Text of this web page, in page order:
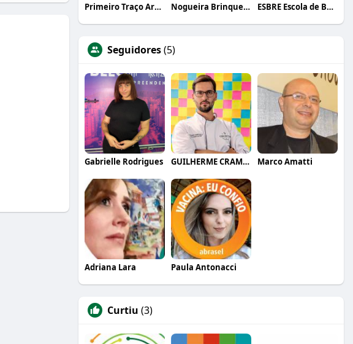
Primeiro Traço Arquitetura Nogueira Brinquedos ESBRE Escola de Bares e Restaurantes
Seguidores(5)
Gabrielle Rodrigues GUILHERME CRAMER BALLE Marco Amatti
Adriana Lara Paula Antonacci
Curtiu (3)